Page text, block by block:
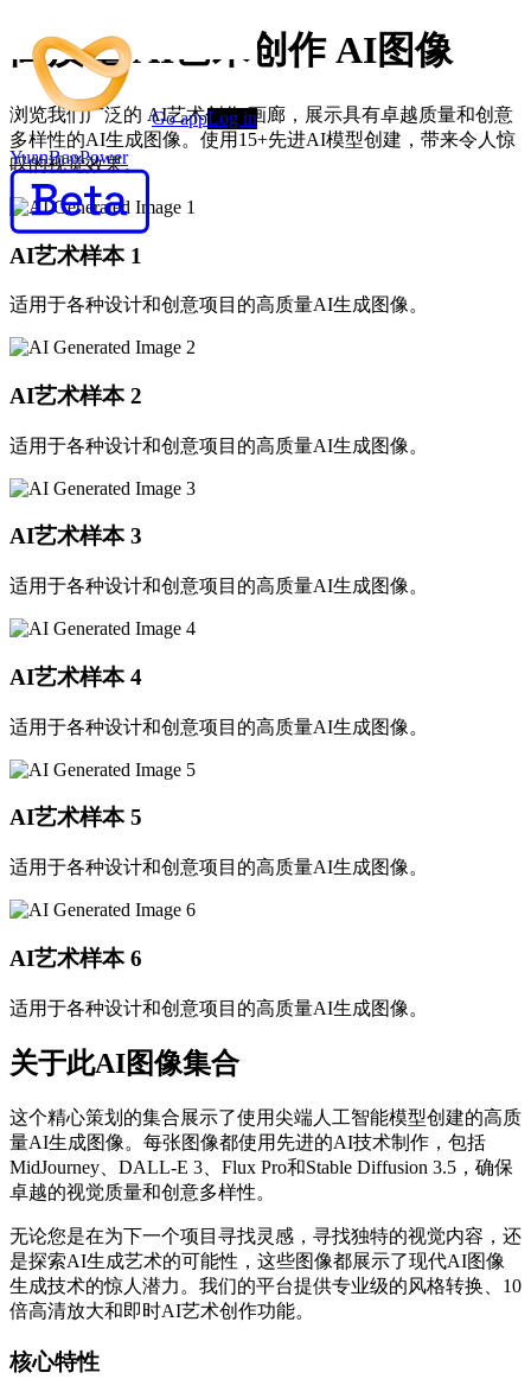
YuanBaoPower
Go appLog in
高质量 AI艺术创作 AI图像
浏览我们广泛的 AI艺术创作 画廊，展示具有卓越质量和创意
多样性的AI生成图像。使用15+先进AI模型创建，带来令人惊
叹的视觉效果。
AI艺术样本 1
适用于各种设计和创意项目的高质量AI生成图像。
AI艺术样本 2
适用于各种设计和创意项目的高质量AI生成图像。
AI艺术样本 3
适用于各种设计和创意项目的高质量AI生成图像。
AI艺术样本 4
适用于各种设计和创意项目的高质量AI生成图像。
AI艺术样本 5
适用于各种设计和创意项目的高质量AI生成图像。
AI艺术样本 6
适用于各种设计和创意项目的高质量AI生成图像。
关于此AI图像集合
这个精心策划的集合展示了使用尖端人工智能模型创建的高质
量AI生成图像。每张图像都使用先进的AI技术制作，包括
MidJourney、DALL-E 3、Flux Pro和Stable Diffusion 3.5，确保
卓越的视觉质量和创意多样性。
无论您是在为下一个项目寻找灵感，寻找独特的视觉内容，还
是探索AI生成艺术的可能性，这些图像都展示了现代AI图像
生成技术的惊人潜力。我们的平台提供专业级的风格转换、10
倍高清放大和即时AI艺术创作功能。
核心特性